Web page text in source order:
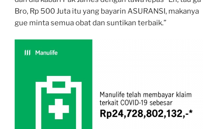
Bro, Rp 500 Juta itu yang bayarin ASURANSI, makanya
gue minta semua obat dan suntikan terbaik.”